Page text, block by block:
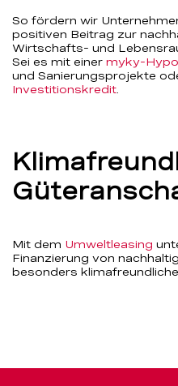
So fördern wir
positiven Beitrag zur
Wirtschafts- und
Sei es mit einer myky-
und Sanierungsprojekte
Investitionskredit
Mit dem Umweltleasing
Finanzierung von
besonders